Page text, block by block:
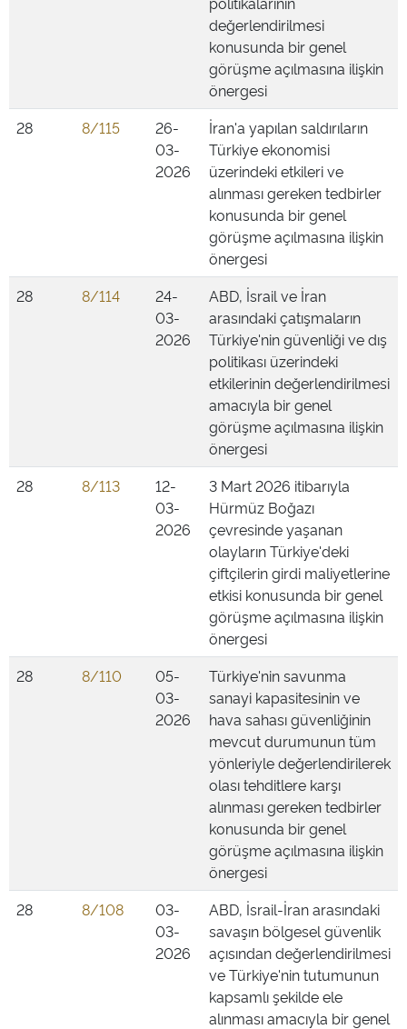
değerlendirilmesi
konusunda bir genel
görüşme açılmasına ilişkin
önergesi
28
8/115
26-
03-
2026
İran'a yapılan saldırıların
Türkiye ekonomisi
üzerindeki etkileri ve
alınması gereken tedbirler
konusunda bir genel
görüşme açılmasına ilişkin
önergesi
28
8/114
24-
03-
2026
ABD, İsrail ve İran
arasındaki çatışmaların
Türkiye'nin güvenliği ve dış
politikası üzerindeki
etkilerinin değerlendirilmesi
amacıyla bir genel
görüşme açılmasına ilişkin
önergesi
28
8/113
12-
03-
2026
3 Mart 2026 itibarıyla
Hürmüz Boğazı
çevresinde yaşanan
olayların Türkiye'deki
çiftçilerin girdi maliyetlerine
etkisi konusunda bir genel
görüşme açılmasına ilişkin
önergesi
28
8/110
05-
03-
2026
Türkiye'nin savunma
sanayi kapasitesinin ve
hava sahası güvenliğinin
mevcut durumunun tüm
yönleriyle değerlendirilerek
olası tehditlere karşı
alınması gereken tedbirler
konusunda bir genel
görüşme açılmasına ilişkin
önergesi
28
8/108
03-
03-
2026
ABD, İsrail-İran arasındaki
savaşın bölgesel güvenlik
açısından değerlendirilmesi
ve Türkiye'nin tutumunun
kapsamlı şekilde ele
alınması amacıyla bir genel